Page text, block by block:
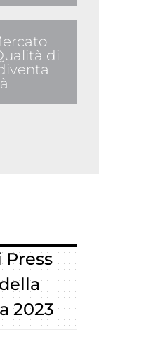
di
Press
2023